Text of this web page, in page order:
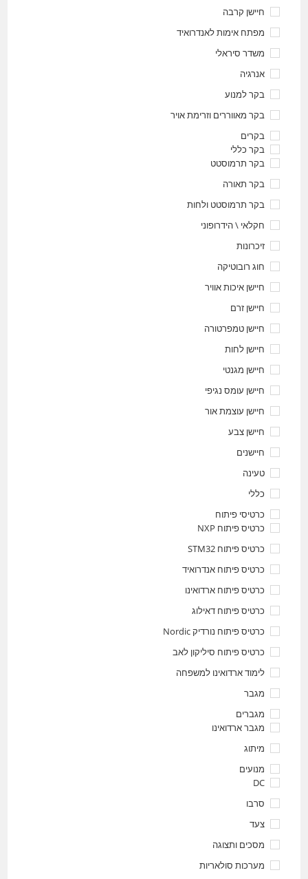
חיישן קרבה
מפתח אימות לאנדרואיד
משדר סיראלי
אנרגיה
בקר למנוע
בקר מאווררים וזרימת אויר
בקרים
בקר כללי
בקר תרמוסטט
בקר תאורה
בקר תרמוסטט ולחות
חקלאי \ הידרופוני
זיכרונות
חוג רובוטיקה
חיישן איכות אוויר
חיישן זרם
חיישן טמפרטורה
חיישן לחות
חיישן מגנטי
חיישן עומס נגיפי
חיישן עוצמת אור
חיישן צבע
חיישנים
טעינה
כללי
כרטיסי פיתוח
כרטיס פיתוח NXP
כרטיס פיתוח STM32
כרטיס פיתוח אנדרואיד
כרטיס פיתוח ארדואינו
כרטיס פיתוח דאילוג
כרטיס פיתוח נורדיק Nordic
כרטיס פיתוח סיליקון לאב
לימוד ארדואינו למשפחה
מגבר
מגברים
מגבר ארדואינו
מיתוג
מנועים
DC
סרבו
צעד
מסכים ותצוגה
מערכות סולאריות